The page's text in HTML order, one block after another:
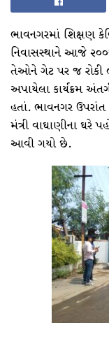
ભાવનગરમાં શિક્ષણ
નિવાસસ્થાને આજે
તેઓને ગેટ પર જ રોકી
અપાયેલા કાર્યક્રમ
હતાં. ભાવનગર
મંત્રી વાઘાણીના ઘરે
આવી ગયો છે.